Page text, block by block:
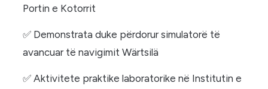
Portin e Kotorrit
✅ Demonstrata duke përdorur simulatorë të
avancuar të navigimit Wärtsilä
✅ Aktivitete praktike laboratorike në Institutin e